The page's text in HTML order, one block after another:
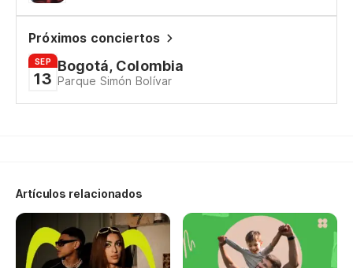
Próximos conciertos
SEP
13
Bogotá, Colombia
Parque Simón Bolívar
Artículos relacionados